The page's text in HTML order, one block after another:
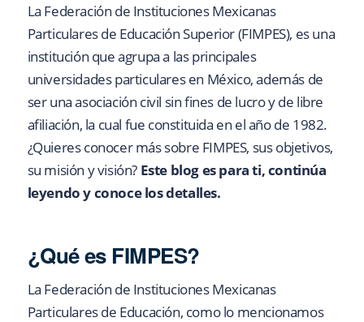
La Federación de Instituciones Mexicanas
Particulares de Educación Superior (FIMPES), es una
institución que agrupa a las principales
universidades particulares en México, además de
ser una asociación civil sin fines de lucro y de libre
afiliación, la cual fue constituida en el año de 1982.
¿Quieres conocer más sobre FIMPES, sus objetivos,
su misión y visión? Este blog es para ti, continúa
leyendo y conoce los detalles.
¿Qué es FIMPES?
La Federación de Instituciones Mexicanas
Particulares de Educación, como lo mencionamos